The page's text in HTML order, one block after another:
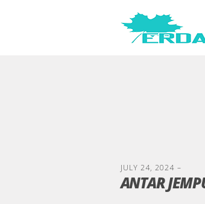
JULY 24, 2024 –
ANTAR